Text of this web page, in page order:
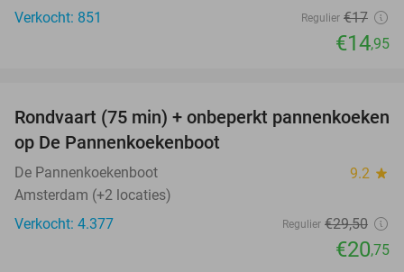
Verkocht: 851
Regulier €17
€14,95
30%
Rondvaart (75 min) + onbeperkt pannenkoeken
op De Pannenkoekenboot
De Pannenkoekenboot 9.2 star
Amsterdam (+2 locaties)
Verkocht: 4.377
Regulier €29,50
€20,75